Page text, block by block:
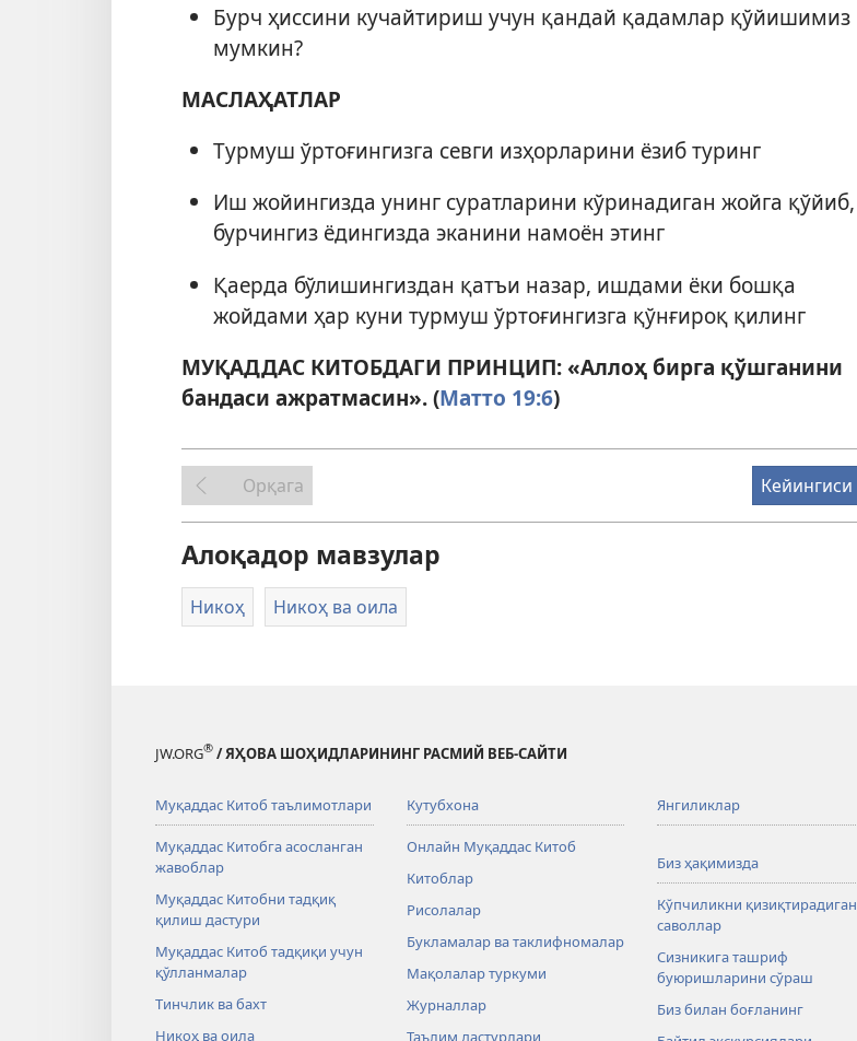
Бурч ҳиссини кучайтириш учун қандай қадамлар қўйишимиз
мумкин?
МАСЛАҲАТЛАР
Турмуш ўртоғингизга севги изҳорларини ёзиб туринг
Иш жойингизда унинг суратларини кўринадиган жойга қўйиб,
бурчингиз ёдингизда эканини намоён этинг
Қаерда бўлишингиздан қатъи назар, ишдами ёки бошқа
жойдами ҳар куни турмуш ўртоғингизга қўнғироқ қилинг
МУҚАДДАС КИТОБДАГИ ПРИНЦИП: «Аллоҳ бирга қўшганини
бандаси ажратмасин». (Матто 19:6)
Орқага Кейингиси
Алоқадор мавзулар
Никоҳ Никоҳ ва оила
JW.ORG® / ЯҲОВА ШОҲИДЛАРИНИНГ РАСМИЙ ВЕБ-САЙТИ
Муқаддас Китоб таълимотлари
Муқаддас Китобга асосланган
жавоблар
Муқаддас Китобни тадқиқ
қилиш дастури
Муқаддас Китоб тадқиқи учун
қўлланмалар
Тинчлик ва бахт
Никоҳ ва оила
Кутубхона
Онлайн Муқаддас Китоб
Китоблар
Рисолалар
Букламалар ва таклифномалар
Мақолалар туркуми
Журналлар
Таълим дастурлари
Янгиликлар
Биз ҳақимизда
Кўпчиликни қизиқтирадиган
саволлар
Сизникига ташриф
буюришларини сўраш
Биз билан боғланинг